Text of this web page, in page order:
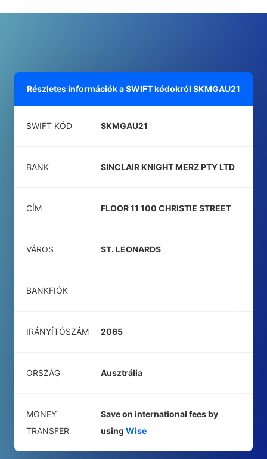
Részletes információk a SWIFT kódokról SKMGAU21
SWIFT KÓD SKMGAU21
BANK SINCLAIR KNIGHT MERZ PTY LTD
CÍM FLOOR 11 100 CHRISTIE STREET
VÁROS ST. LEONARDS
BANKFIÓK
IRÁNYÍTÓSZÁM 2065
ORSZÁG Ausztrália
MONEY
TRANSFER
Save on international fees by
using Wise